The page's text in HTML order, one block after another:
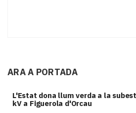
ARA A PORTADA
L'Estat dona llum verda a la
kV a Figuerola d'Orcau